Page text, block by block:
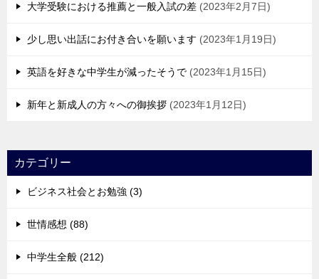
大学受験における推薦と一般入試の差 2023年2月7日
少し思い出話にお付き合いを願います 2023年1月19日
英語を好きな中学生が減ったそうで 2023年1月15日
新年と新成人の方々への御挨拶 2023年1月12日
カテゴリー
ビジネス社会とお勉強 (3)
世情感想 (88)
中学生全般 (212)